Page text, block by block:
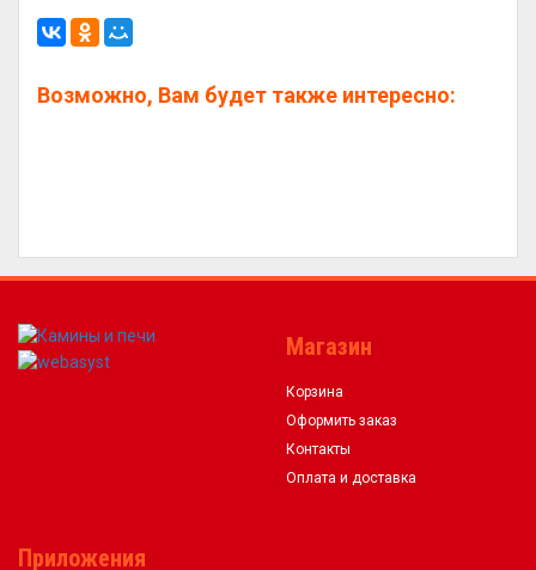
Возможно, Вам будет также интересно:
Магазин
Корзина
Оформить заказ
Контакты
Оплата и доставка
Приложения